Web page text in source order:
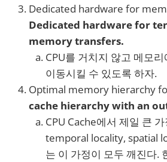
Dedicated hardware for
Dedicated hardware for
memory transfers.
CPU를 거치지 않고 메모
이동시킬 수 있도록 하자.
Optimal memory hierarchy
cache hierarchy with an
CPU Cache에서 제일 큰
temporal locality, spatial
는 이 가정이 모두 깨진다.